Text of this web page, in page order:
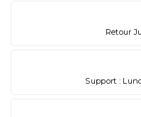
Retour
Support :